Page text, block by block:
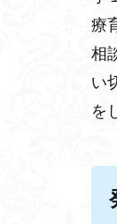
療
相
い
を